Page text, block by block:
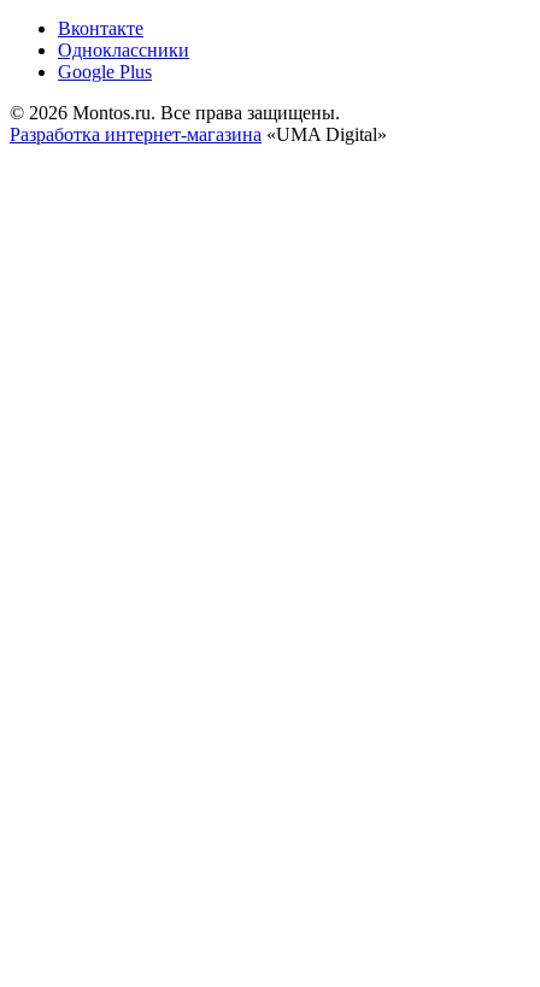
Вконтакте
Одноклассники
Google Plus
© 2026 Montos.ru. Все права защищены.
Разработка интернет-магазина «UMA Digital»